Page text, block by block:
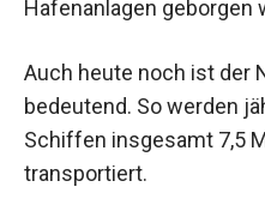
Hafenanlagen geborgen
Auch heute noch ist der
bedeutend. So werden
Schiffen insgesamt 7,5
transportiert.